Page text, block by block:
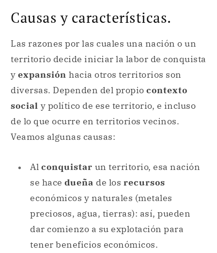
Causas y características.
Las razones por las cuales una nación o un
territorio decide iniciar la labor de conquista
y expansión hacia otros territorios son
diversas. Dependen del propio contexto
social y político de ese territorio, e incluso
de lo que ocurre en territorios vecinos.
Veamos algunas causas:
Al conquistar un territorio, esa nación
se hace dueña de los recursos
económicos y naturales (metales
preciosos, agua, tierras): así, pueden
dar comienzo a su explotación para
tener beneficios económicos.